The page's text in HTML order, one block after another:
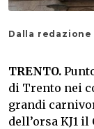
Dalla redazione
TRENTO.
di Trento nei
grandi
dell’orsa KJ1